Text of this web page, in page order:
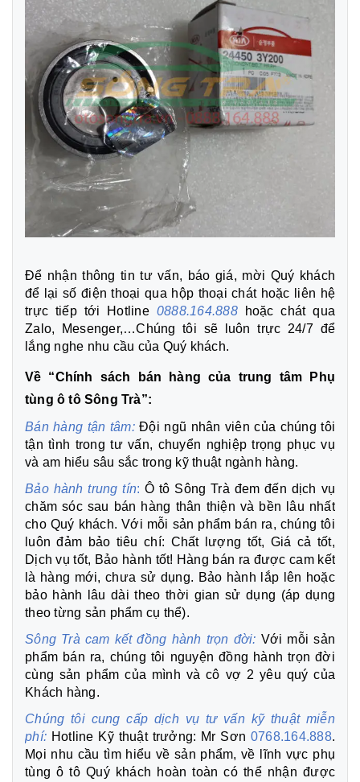
Để nhận thông tin tư vấn, báo giá, mời Quý khách
để lại số điện thoại qua hộp thoại chát hoặc liên hệ
trực tiếp tới Hotline 0888.164.888hoặc chát qua
Zalo, Mesenger,…Chúng tôi sẽ luôn trực 24/7 để
lắng nghe nhu cầu của Quý khách.
Về “Chính sách bán hàng của trung tâm Phụ
tùng ô tô Sông Trà”:
Bán hàng tận tâm: Đội ngũ nhân viên của chúng tôi
tận tình trong tư vấn, chuyển nghiệp trọng phục vụ
và am hiểu sâu sắc trong kỹ thuật ngành hàng.
Bảo hành trung tín:Ô tô Sông Trà đem đến dịch vụ
chăm sóc sau bán hàng thân thiện và bền lâu nhất
cho Quý khách. Với mỗi sản phẩm bán ra, chúng tôi
luôn đảm bảo tiêu chí: Chất lượng tốt, Giá cả tốt,
Dịch vụ tốt, Bảo hành tốt! Hàng bán ra được cam kết
là hàng mới, chưa sử dụng. Bảo hành lắp lên hoặc
bảo hành lâu dài theo thời gian sử dụng (áp dụng
theo từng sản phẩm cụ thể).
Sông Trà cam kết đồng hành trọn đời: Với mỗi sản
phẩm bán ra, chúng tôi nguyện đồng hành trọn đời
cùng sản phẩm của mình và cô vợ 2 yêu quý của
Khách hàng.
Chúng tôi cung cấp dịch vụ tư vấn kỹ thuật miễn
phí: Hotline Kỹ thuật trưởng: Mr Sơn 0768.164.888.
Mọi nhu cầu tìm hiểu về sản phẩm, về lĩnh vực phụ
tùng ô tô Quý khách hoàn toàn có thể nhận được